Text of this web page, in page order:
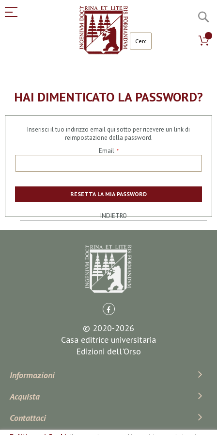
HAI DIMENTICATO LA PASSWORD?
Inserisci il tuo indirizzo email qui sotto per ricevere un link di
reimpostazione della password.
Email
RESETTA LA MIA PASSWORD
INDIETRO
© 2020-2026
Casa editrice universitaria
Edizioni dell'Orso
Informazioni
Acquista
Contattaci